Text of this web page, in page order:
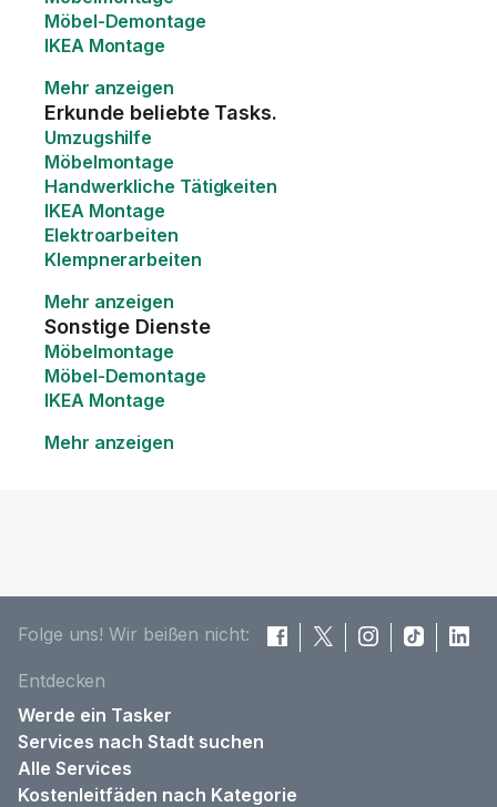
Möbel-Demontage
IKEA Montage
Mehr anzeigen
Erkunde beliebte Tasks.
Umzugshilfe
Möbelmontage
Handwerkliche Tätigkeiten
IKEA Montage
Elektroarbeiten
Klempnerarbeiten
Mehr anzeigen
Sonstige Dienste
Möbelmontage
Möbel-Demontage
IKEA Montage
Mehr anzeigen
Folge uns! Wir beißen nicht:
Entdecken
Werde ein Tasker
Services nach Stadt suchen
Alle Services
Kostenleitfäden nach Kategorie